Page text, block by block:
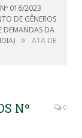
016/2023
DE GÊNEROS
DEMANDAS DA
»
ATA DE
Nº
0